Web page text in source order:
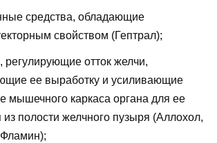
средства, обладающие
свойством (Гептрал);
регулирующие отток желчи,
ее выработку и усиливающие
мышечного каркаса органа для ее
полости желчного пузыря (Аллохол,